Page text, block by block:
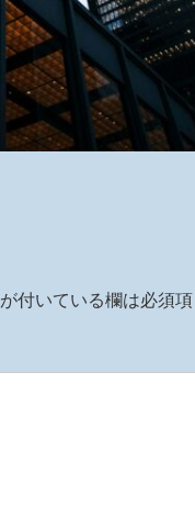
が付いている欄は必須